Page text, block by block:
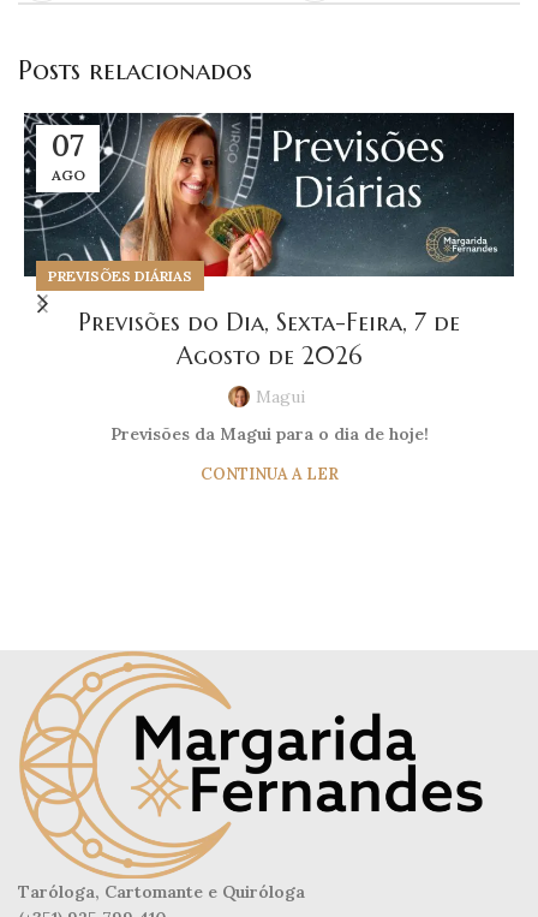
Posts relacionados
07
AGO
PREVISÕES DIÁRIAS
Previsões do Dia, Sexta-Feira, 7 de
Agosto de 2026
Magui
Previsões da Magui para o dia de hoje!
CONTINUA A LER
Taróloga, Cartomante e Quiróloga